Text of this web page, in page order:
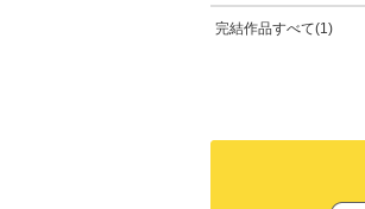
完結作品すべて(1)